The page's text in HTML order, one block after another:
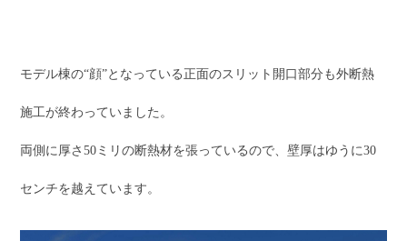
モデル棟の“顔”となっている正面のスリット開口部分も外断熱
施工が終わっていました。
両側に厚さ50ミリの断熱材を張っているので、壁厚はゆうに30
センチを越えています。